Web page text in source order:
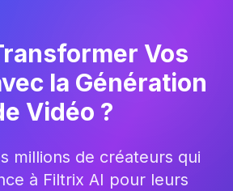
Vos
la Génération
Vidéo ?
millions de créateurs qui
à Filtrix AI pour leurs